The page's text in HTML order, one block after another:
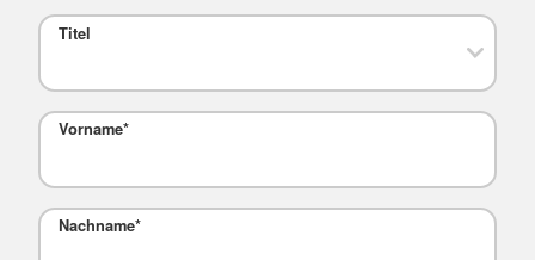
Titel
Vorname*
Nachname*